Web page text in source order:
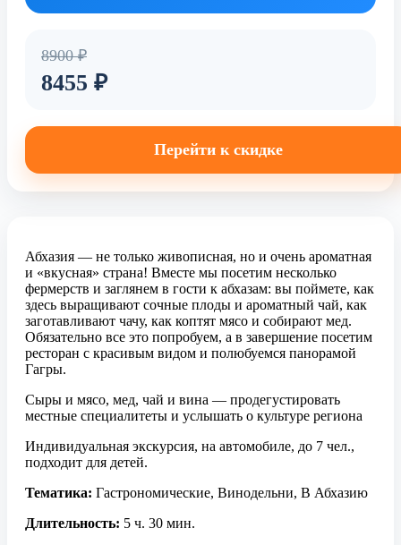
8900 ₽
8455 ₽
Перейти к скидке
Абхазия — не только живописная, но и очень ароматная
и «вкусная» страна! Вместе мы посетим несколько
фермерств и заглянем в гости к абхазам: вы поймете, как
здесь выращивают сочные плоды и ароматный чай, как
заготавливают чачу, как коптят мясо и собирают мед.
Обязательно все это попробуем, а в завершение посетим
ресторан с красивым видом и полюбуемся панорамой
Гагры.
Сыры и мясо, мед, чай и вина — продегустировать
местные специалитеты и услышать о культуре региона
Индивидуальная экскурсия, на автомобиле, до 7 чел.,
подходит для детей.
Тематика: Гастрономические, Винодельни, В Абхазию
Длительность: 5 ч. 30 мин.